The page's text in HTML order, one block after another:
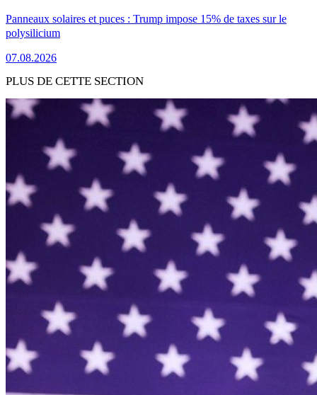
Panneaux solaires et puces : Trump impose 15% de taxes sur le
polysilicium
07.08.2026
PLUS DE CETTE SECTION